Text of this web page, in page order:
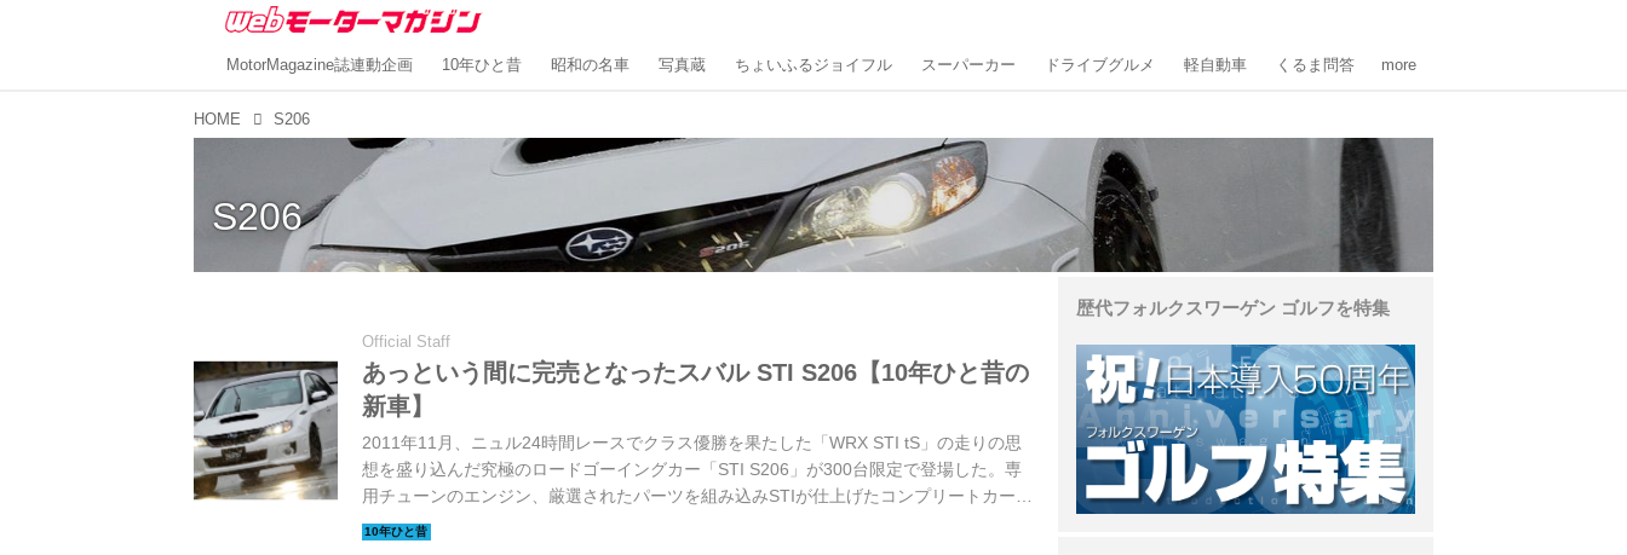
MotorMagazine誌連動企画 10年ひと昔 昭和の名車 写真蔵 ちょいふるジョイフル スーパーカー ドライブグルメ 軽自動車 くるま問答 more
HOME S206
S206
Official Staff
あっという間に完売となったスバル STI S206【10年ひと昔の
新車】
2011年11月、ニュル24時間レースでクラス優勝を果たした「WRX STI tS」の走りの思
想を盛り込んだ究極のロードゴーイングカー「STI S206」が300台限定で登場した。専
用チューンのエンジン、厳選されたパーツを組み込みSTIが仕上げたコンプリートカー
は、ベースモデルよりも166万9500円も高価だったが、発売と同時に完売となってい
歴代フォルクスワーゲン ゴルフを特集